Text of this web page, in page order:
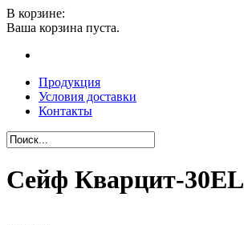
В корзине:
Ваша корзина пуста.
Продукция
Условия доставки
Контакты
Сейф Кварцит-30EL